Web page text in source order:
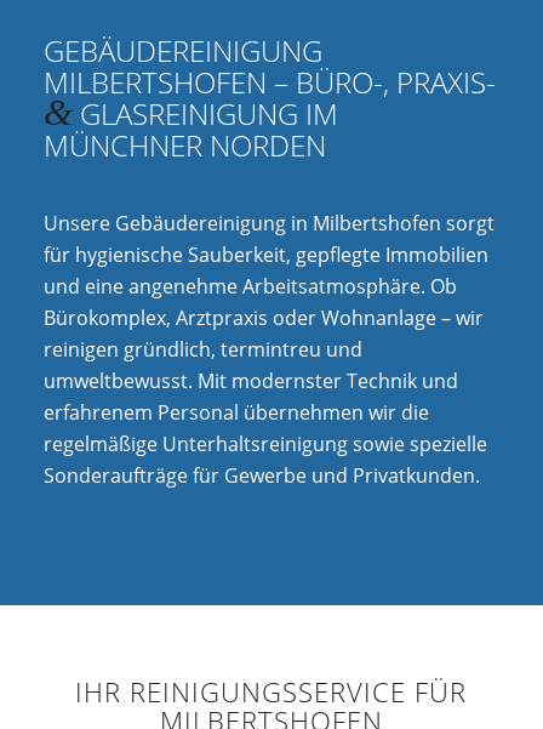
GEBÄUDEREINIGUNG
MILBERTSHOFEN – BÜRO-, PRAXIS-
&GLASREINIGUNG IM
MÜNCHNER NORDEN
Unsere Gebäudereinigung in Milbertshofen sorgt
für hygienische Sauberkeit, gepflegte Immobilien
und eine angenehme Arbeitsatmosphäre. Ob
Bürokomplex, Arztpraxis oder Wohnanlage – wir
reinigen gründlich, termintreu und
umweltbewusst. Mit modernster Technik und
erfahrenem Personal übernehmen wir die
regelmäßige Unterhaltsreinigung sowie spezielle
Sonderaufträge für Gewerbe und Privatkunden.
IHR REINIGUNGSSERVICE FÜR
MILBERTSHOFEN